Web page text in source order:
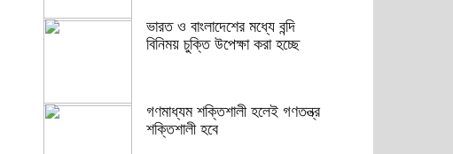
ভারত ও বাংলাদেশের মধ্যে বন্দি
বিনিময় চুক্তি উপেক্ষা করা হচ্ছে
গণমাধ্যম শক্তিশালী হলেই গণতন্ত্র
শক্তিশালী হবে